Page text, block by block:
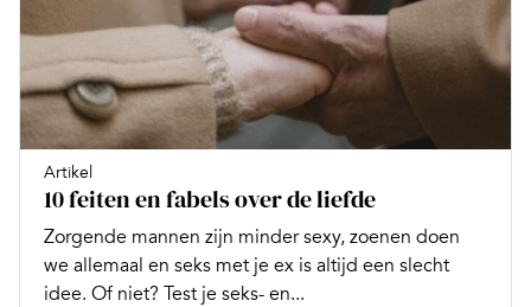
Artikel
10 feiten en fabels over de liefde
Zorgende mannen zijn minder sexy, zoenen doen
we allemaal en seks met je ex is altijd een slecht
idee. Of niet? Test je seks- en...